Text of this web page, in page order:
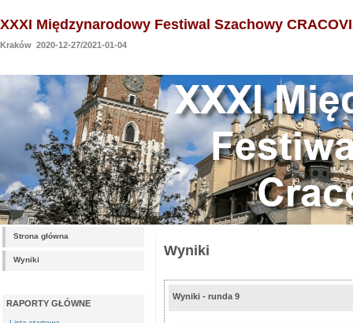
XXXI Międzynarodowy Festiwal Szachowy
Kraków 2020-12-27/2021-01-04
Strona główna
Wyniki
RAPORTY GŁÓWNE
Wyniki
Wyniki - runda 9